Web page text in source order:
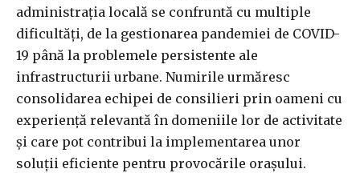
administrația locală se confruntă cu multiple
dificultăți, de la gestionarea pandemiei de COVID-
19 până la problemele persistente ale
infrastructurii urbane. Numirile urmăresc
consolidarea echipei de consilieri prin oameni cu
experiență relevantă în domeniile lor de activitate
și care pot contribui la implementarea unor
soluții eficiente pentru provocările orașului.